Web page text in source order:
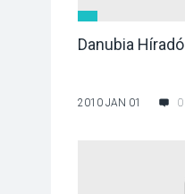
Danubia Híradó
2010 JAN 01 0